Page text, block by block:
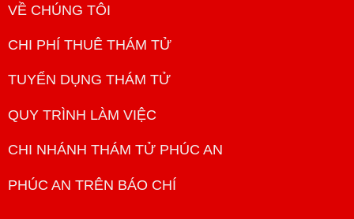
VỀ CHÚNG TÔI
CHI PHÍ THUÊ THÁM TỬ
TUYỂN DỤNG THÁM TỬ
QUY TRÌNH LÀM VIỆC
CHI NHÁNH THÁM TỬ PHÚC AN
PHÚC AN TRÊN BÁO CHÍ